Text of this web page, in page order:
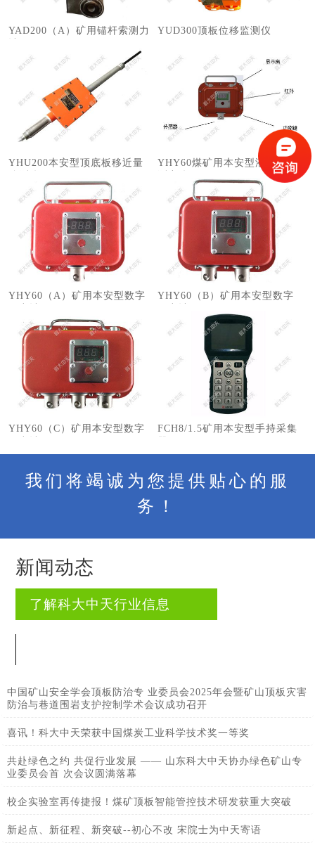
YAD200（A）矿用锚杆索测力
​YUD300顶板位移监测仪
YHU200本安型顶底板移近量
YHY60煤矿用本安型液压支架
YHY60（A）矿用本安型数字
YHY60（B）矿用本安型数字
YHY60（C）矿用本安型数字
FCH8/1.5矿用本安型手持采集
我们将竭诚为您提供贴心的服
务！
新闻动态
了解科大中天行业信息
中国矿山安全学会顶板防治专 业委员会2025年会暨矿山顶板灾害
防治与巷道围岩支护控制学术会议成功召开
喜讯！科大中天荣获中国煤炭工业科学技术奖一等奖
共赴绿色之约 共促行业发展 —— 山东科大中天协办绿色矿山专
业委员会首 次会议圆满落幕
校企实验室再传捷报！煤矿顶板智能管控技术研发获重大突破
新起点、新征程、新突破--初心不改 宋院士为中天寄语